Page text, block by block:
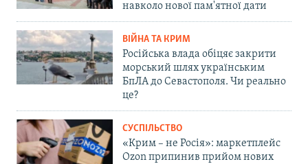
навколо нової пам'ятної дати
ВІЙНА ТА КРИМ
Російська влада обіцяє закрити
морський шлях українським
БпЛА до Севастополя. Чи реально
це?
СУСПІЛЬСТВО
«Крим – не Росія»: маркетплейс
Ozon припинив прийом нових